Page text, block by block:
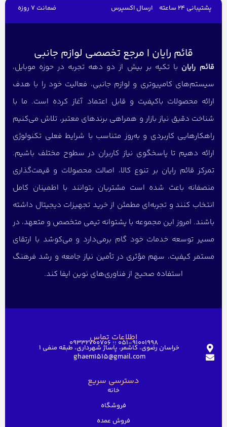
پشتیبانی 24 ساعته ارسال اکسپرس ضمانت 7 روزه
قائم رایان | مرجع تخصصی لوازم جانبی
قائم رایان با تکیه بر بیش از دو دهه تجربه در حوزه موبایل،
سیستم‌های کامپیوتری و لوازم جانبی، فعالیت خود را با هدف
ارائه محصولات باکیفیت و قابل اعتماد آغاز کرده است. ما با
شناخت دقیق نیاز بازار و همراهی برندهای معتبر، تلاش می‌کنیم
راهکارهایی کاربردی و به‌روز متناسب با شرایط فعلی تکنولوژی
ارائه دهیم تا پاسخگوی نیاز کاربران در سطوح مختلف باشیم.
تمرکز قائم رایان بر تنوع کالا، اصالت محصولات و قیمت‌گذاری
منصفانه باعث شده است مشتریان بتوانند با اطمینان کامل
انتخاب کنند و تجربه‌ای مطمئن از خرید تجهیزات دیجیتال داشته
باشند. امروز این مجموعه با پشتوانه تیمی متخصص و متعهد، در
مسیر توسعه خدمات خود گام برمی‌دارد و می‌کوشد با ارتقای
مستمر کیفیت، سهم مؤثری در تأمین نیاز جامعه و رشد فرهنگ
استفاده صحیح از فناوری‌های نوین ایفا کند.
اطلاعات تماس051-91001998 ؛؛ 09332700706
خراسان رضوی، کاشمر، پاساژ شهرداری، طبقه منفی ۱
ghaem1515@gmail.com
دسترسی سریع
خانه
فروشگاه
فروش عمده